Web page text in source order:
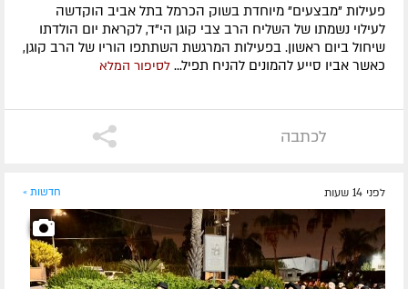
פעילות "מבצעים" מיוחדת בשוק הכרמל בתל אביב הוקדשה
לעילוי נשמתו של השליח הרב צבי קוגן הי"ד, לקראת יום הולדתו
שיחול ביום ראשון. בפעילות המרגשת השתתפו הוריו של הרב קוגן,
כאשר אביו סייע להמונים להניח תפיל... לסיפור המלא
לכתבה
לפני 14 שעות חדשות »